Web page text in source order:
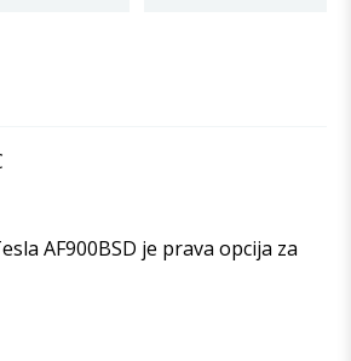
AF900BSD je prava opcija za